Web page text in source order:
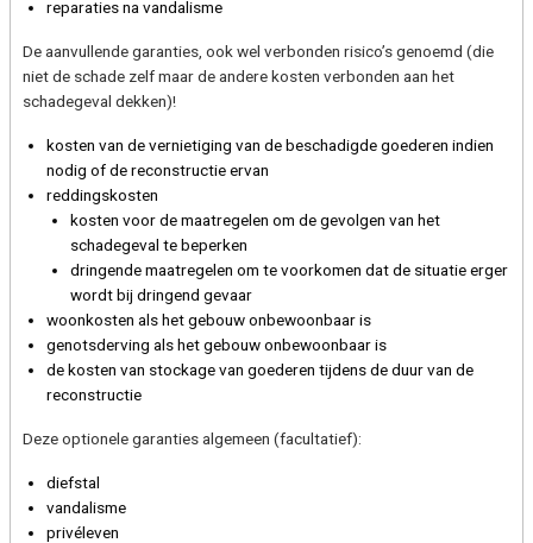
reparaties na vandalisme
De aanvullende garanties, ook wel verbonden risico’s genoemd (die
niet de schade zelf maar de andere kosten verbonden aan het
schadegeval dekken)!
kosten van de vernietiging van de beschadigde goederen indien
nodig of de reconstructie ervan
reddingskosten
kosten voor de maatregelen om de gevolgen van het
schadegeval te beperken
dringende maatregelen om te voorkomen dat de situatie erger
wordt bij dringend gevaar
woonkosten als het gebouw onbewoonbaar is
genotsderving als het gebouw onbewoonbaar is
de kosten van stockage van goederen tijdens de duur van de
reconstructie
Deze optionele garanties algemeen (facultatief):
diefstal
vandalisme
privéleven